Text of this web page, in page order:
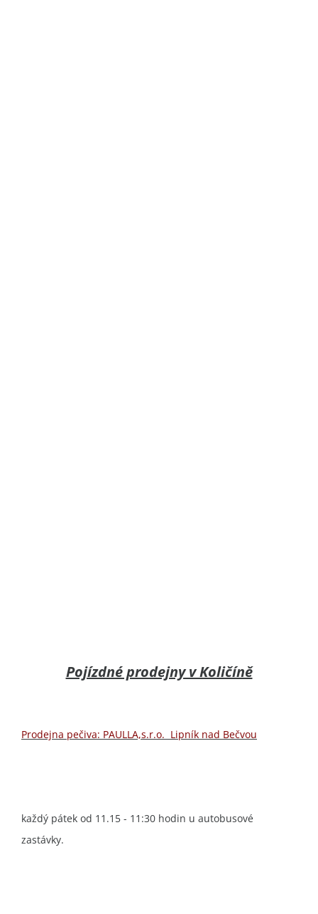
Pojízdné prodejny v Količíně
Prodejna pečiva: PAULLA,s.r.o. Lipník nad Bečvou
každý pátek od 11.15 - 11:30 hodin u autobusové
zastávky.